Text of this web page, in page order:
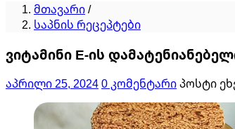
მთავარი/
საპნის რეცეპტები
ვიტამინი E-ის
Posted
აპრილი 25, 20240 კომენტარიპოსტი